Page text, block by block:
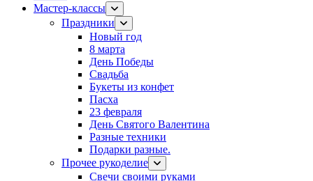
Мастер-классы
Праздники
Новый год
8 марта
День Победы
Свадьба
Букеты из конфет
Пасха
23 февраля
День Святого Валентина
Разные техники
Подарки разные.
Прочее рукоделие
Свечи своими руками